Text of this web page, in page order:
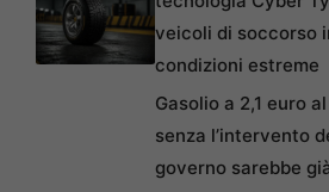
veicoli di soccorso
condizioni estreme
Gasolio a 2,1 euro
senza l’intervento
governo sarebbe